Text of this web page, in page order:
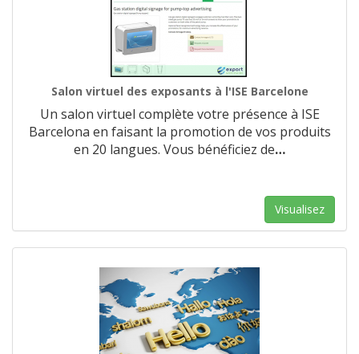
Salon virtuel des exposants à l'ISE Barcelone
Un salon virtuel complète votre présence à ISE
Barcelona en faisant la promotion de vos produits
en 20 langues. Vous bénéficiez de…
Visualisez